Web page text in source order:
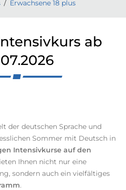
Erwachsene 18 plus
ab
der deutschen Sprache und
Sommer mit Deutsch in
Intensivkurse auf den
Ihnen nicht nur eine
sondern auch ein vielfältiges
.